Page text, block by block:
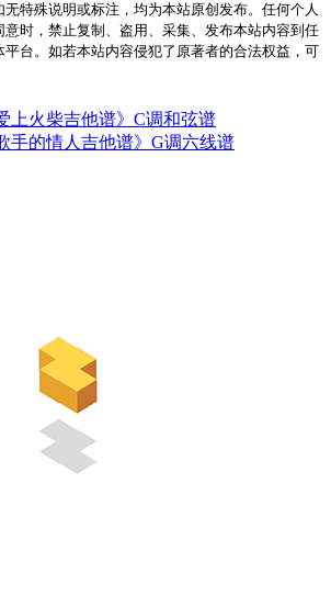
特殊说明或标注，均为本站原创发布。任何个人
时，禁止复制、盗用、采集、发布本站内容到任
台。如若本站内容侵犯了原著者的合法权益，可
上火柴吉他谱》C调和弦谱
手的情人吉他谱》G调六线谱